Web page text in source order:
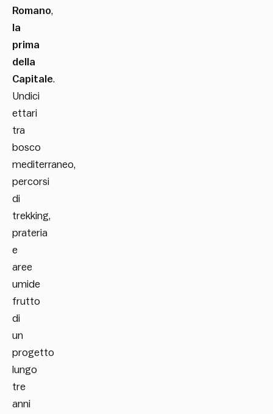
Romano,
la
prima
della
Capitale.
Undici
ettari
tra
bosco
mediterraneo,
percorsi
di
trekking,
prateria
e
aree
umide
frutto
di
un
progetto
lungo
tre
anni